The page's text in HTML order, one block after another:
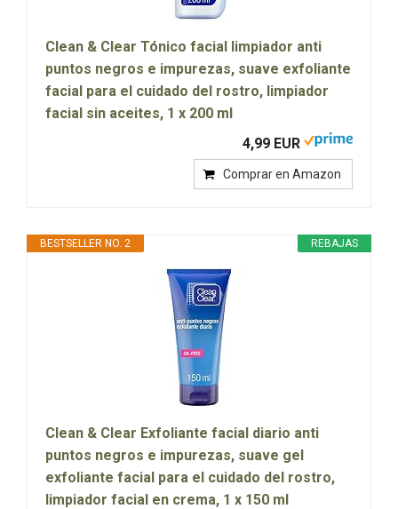
Clean & Clear Tónico facial limpiador anti
puntos negros e impurezas, suave exfoliante
facial para el cuidado del rostro, limpiador
facial sin aceites, 1 x 200 ml
4,99 EUR
Comprar en Amazon
REBAJAS
BESTSELLER NO. 2
Clean & Clear Exfoliante facial diario anti
puntos negros e impurezas, suave gel
exfoliante facial para el cuidado del rostro,
limpiador facial en crema, 1 x 150 ml